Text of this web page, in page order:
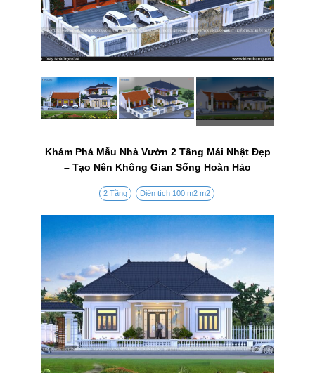
Khám Phá Mẫu Nhà Vườn 2 Tầng Mái Nhật Đẹp
– Tạo Nên Không Gian Sống Hoàn Hảo
2 Tầng Diện tích 100 m2 m2